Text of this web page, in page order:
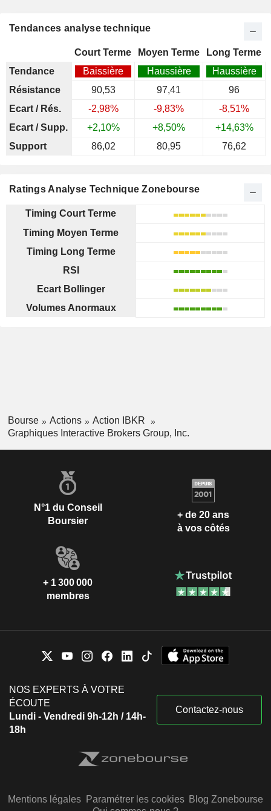
Tendances analyse technique
Court Terme Moyen Terme
Long Terme
Tendance
Baissière Haussière
Haussière
Résistance
90,53 97,41
96
Ecart / Rés.
-2,98% -9,83%
-8,51%
Ecart / Supp.
+2,10% +8,50%
+14,63%
Support
86,02 80,95 76,62
Ratings Analyse Technique Zonebourse
Timing Court Terme
Timing Moyen Terme
Timing Long Terme
RSI
Ecart Bollinger
Volumes Anormaux
Bourse Actions
Action IBKR
Graphiques Interactive Brokers Group, Inc.
N°1 du Conseil
Boursier
+ de 20 ans
à vos côtés
+ 1 300 000
membres
NOS EXPERTS À VOTRE
ÉCOUTE
Lundi - Vendredi 9h-12h / 14h-
18h
Contactez-nous
Mentions légales Paramétrer les cookies Blog Zonebourse